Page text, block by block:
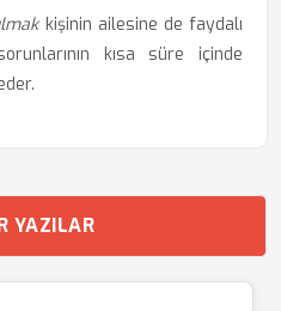
kişinin ailesine de faydalı
kısa süre içinde
YAZILAR